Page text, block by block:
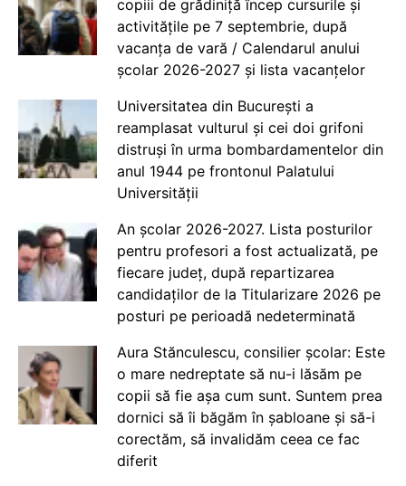
copiii de grădiniță încep cursurile și
activitățile pe 7 septembrie, după
vacanța de vară / Calendarul anului
școlar 2026-2027 și lista vacanțelor
Universitatea din București a
reamplasat vulturul și cei doi grifoni
distruși în urma bombardamentelor din
anul 1944 pe frontonul Palatului
Universității
An școlar 2026-2027. Lista posturilor
pentru profesori a fost actualizată, pe
fiecare județ, după repartizarea
candidaților de la Titularizare 2026 pe
posturi pe perioadă nedeterminată
Aura Stănculescu, consilier școlar: Este
o mare nedreptate să nu-i lăsăm pe
copii să fie așa cum sunt. Suntem prea
dornici să îi băgăm în șabloane și să-i
corectăm, să invalidăm ceea ce fac
diferit